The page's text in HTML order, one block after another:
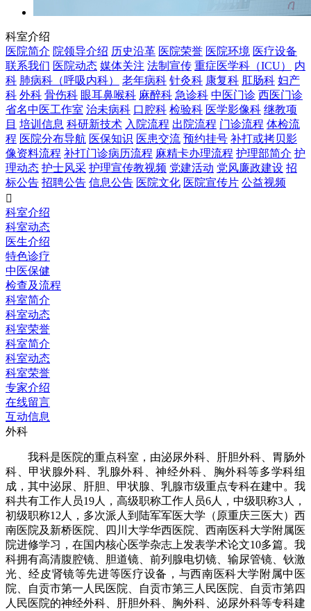
科室介绍
医院简介 院领导介绍 历史沿革 医院荣誉 医院环境 医疗设备
联系我们 医院动态 媒体关注 法制宣传 重症医学科（ICU）
内
科 肺病科（呼吸内科） 老年病科 针灸科 康复科 肛肠科 妇产
科 外科 骨伤科 眼耳鼻喉科 麻醉科 急诊科 中医门诊 西医门诊
省名中医工作室 治未病科 口腔科 检验科 医学影像科 继教项
目 培训信息 科研新技术 入院流程 出院流程 门诊流程 体检流
程 医院分布导航 医保知识 医患交流 预约挂号 补打或拷贝影
像资料流程 补打门诊病历流程 麻精卡办理流程 护理部简介 护
理动态 护士风采 护理宣传教视频 党建活动 党风廉政建设 招
标公告 招聘公告 信息公告 医院文化 医院宣传片 公益视频

科室介绍
科室动态
医生介绍
特色诊疗
中医保健
检查及流程
科室简介
科室动态
科室荣誉
科室简介
科室动态
科室荣誉
专家介绍
在线留言
互动信息
外科
我科是医院的重点科室，由泌尿外科、肝胆外科、胃肠外
科、甲状腺外科、乳腺外科、神经外科、胸外科等多学科组
成，其中泌尿、肝胆、甲状腺、乳腺市级重点专科在建中。我
科共有工作人员19人，高级职称工作人员6人，中级职称3人，
初级职称12 人，多次派人到陆军军医大学（原重庆三医大）西
南医院及新桥医院、四川大学华西医院、西南医科大学附属医
院进修学习，在国内核心医学杂志上发表学术论文10多篇。我
科拥有高清腹腔镜、胆道镜、前列腺电切镜、输尿管镜、钬激
光、经皮肾镜等先进等医疗设备，与西南医科大学附属中医
院、自贡市第一人民医院、自贡市第三人民医院、自贡市第四
人民医院的神经外科、肝胆外科、胸外科、泌尿外科等专科建